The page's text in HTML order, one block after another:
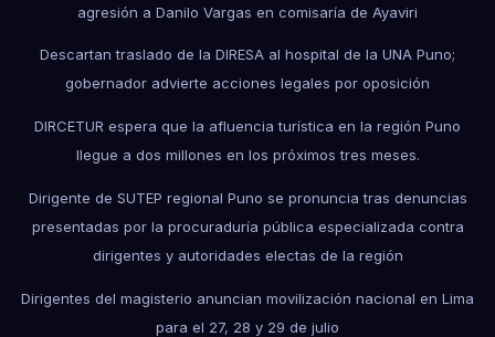
agresión a Danilo Vargas en comisaría de Ayaviri
Descartan traslado de la DIRESA al hospital de la UNA Puno;
gobernador advierte acciones legales por oposición
DIRCETUR espera que la afluencia turística en la región Puno
llegue a dos millones en los próximos tres meses.
Dirigente de SUTEP regional Puno se pronuncia tras denuncias
presentadas por la procuraduría pública especializada contra
dirigentes y autoridades electas de la región
Dirigentes del magisterio anuncian movilización nacional en Lima
para el 27, 28 y 29 de julio